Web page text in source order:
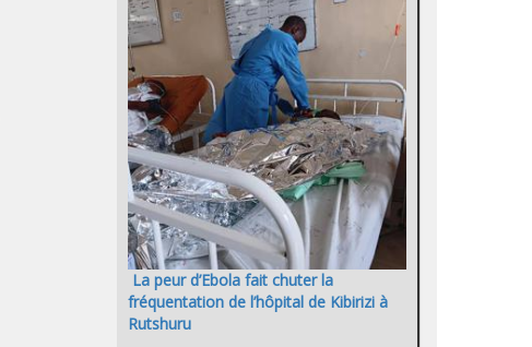
La peur d’Ebola fait chuter la
fréquentation de l’hôpital de Kibirizi à
Rutshuru